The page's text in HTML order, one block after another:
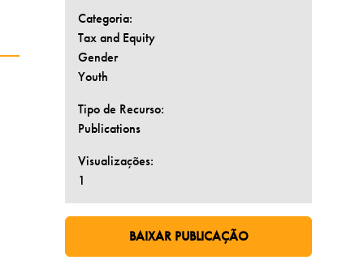
Categoria:
Tax and Equity
Gender
Youth
Tipo de Recurso:
Publications
Visualizações:
1
IR PARA PÁGINA EXTERNA:
BAIXAR PUBLICAÇÃO